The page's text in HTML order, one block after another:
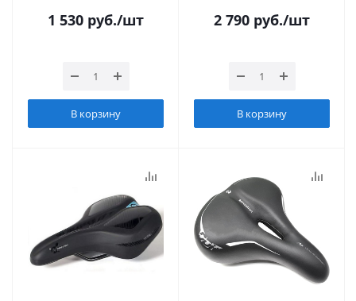
1 530 руб./шт
В корзину
2 790 руб./шт
В корзину